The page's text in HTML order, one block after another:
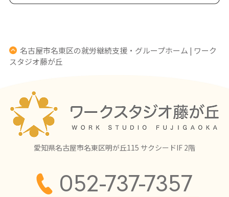
名古屋市名東区の就労継続支援・グループホーム | ワーク
スタジオ藤が丘
愛知県名古屋市名東区明が丘115 サクシードIF 2階
052-737-7357